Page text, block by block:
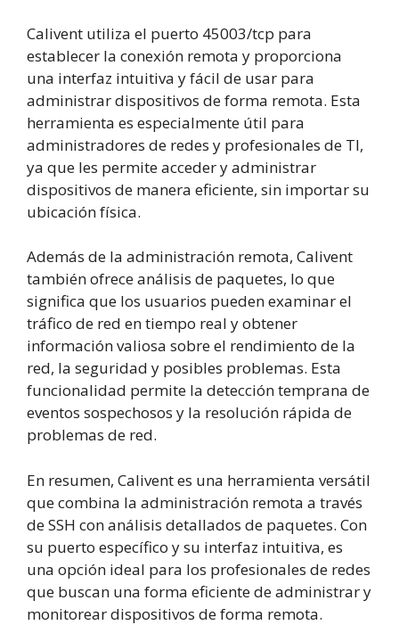
Calivent utiliza el puerto 45003/tcp para
establecer la conexión remota y proporciona
una interfaz intuitiva y fácil de usar para
administrar dispositivos de forma remota. Esta
herramienta es especialmente útil para
administradores de redes y profesionales de TI,
ya que les permite acceder y administrar
dispositivos de manera eficiente, sin importar su
ubicación física.
Además de la administración remota, Calivent
también ofrece análisis de paquetes, lo que
significa que los usuarios pueden examinar el
tráfico de red en tiempo real y obtener
información valiosa sobre el rendimiento de la
red, la seguridad y posibles problemas. Esta
funcionalidad permite la detección temprana de
eventos sospechosos y la resolución rápida de
problemas de red.
En resumen, Calivent es una herramienta versátil
que combina la administración remota a través
de SSH con análisis detallados de paquetes. Con
su puerto específico y su interfaz intuitiva, es
una opción ideal para los profesionales de redes
que buscan una forma eficiente de administrar y
monitorear dispositivos de forma remota.